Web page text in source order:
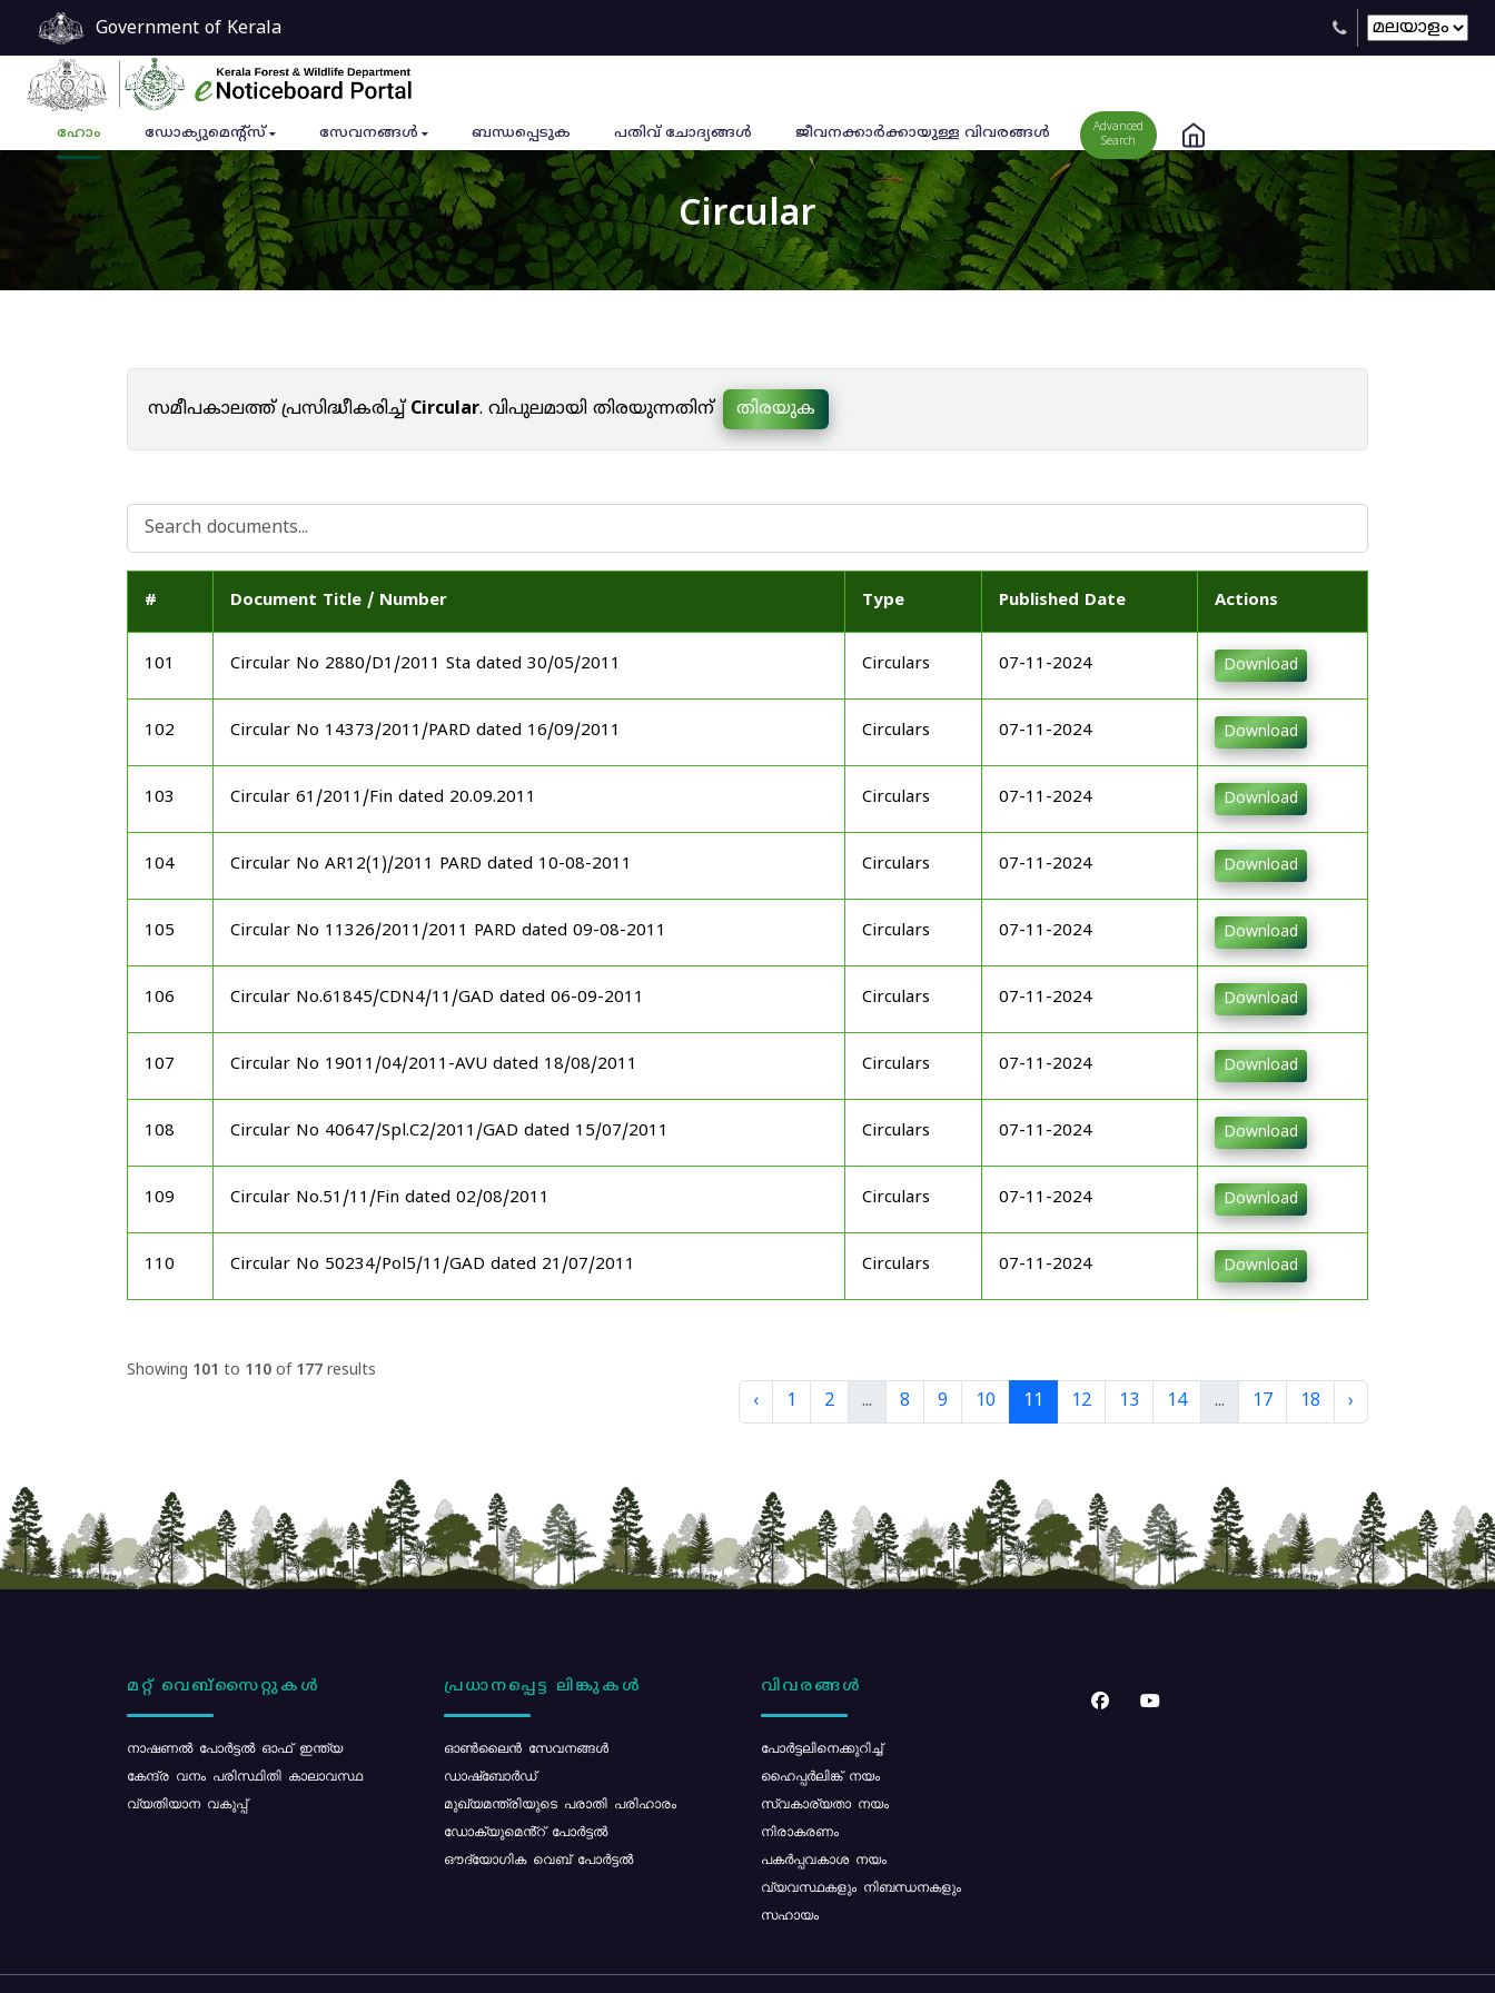
Government of Kerala
ഹോം ഡോക്യുമെൻ്റ്സ് സേവനങ്ങൾ ബന്ധപ്പെടുക പതിവ് ചോദ്യങ്ങൾ ജീവനക്കാര്‍ക്കായുള്ള വിവരങ്ങള്‍
Advanced
Search
Circular
സമീപകാലത്ത് പ്രസിദ്ധീകരിച്ച്Circular. വിപുലമായി തിരയുന്നതിന് തിരയുക
# Document Title / Number Type Published Date Actions
101 Circular No 2880/D1/2011 Sta dated 30/05/2011 Circulars 07-11-2024 Download
102 Circular No 14373/2011/PARD dated 16/09/2011 Circulars 07-11-2024 Download
103 Circular 61/2011/Fin dated 20.09.2011 Circulars 07-11-2024 Download
104 Circular No AR12(1)/2011 PARD dated 10-08-2011 Circulars 07-11-2024 Download
105 Circular No 11326/2011/2011 PARD dated 09-08-2011 Circulars 07-11-2024 Download
106 Circular No.61845/CDN4/11/GAD dated 06-09-2011 Circulars 07-11-2024 Download
107 Circular No 19011/04/2011-AVU dated 18/08/2011 Circulars 07-11-2024 Download
108 Circular No 40647/Spl.C2/2011/GAD dated 15/07/2011 Circulars 07-11-2024 Download
109 Circular No.51/11/Fin dated 02/08/2011 Circulars 07-11-2024 Download
110 Circular No 50234/Pol5/11/GAD dated 21/07/2011 Circulars 07-11-2024 Download
Showing 101 to 110 of 177 results
‹ 1 2 ... 8 9 10 11 12 13 14 ... 17 18 ›
മറ്റ് വെബ്സൈറ്റുകൾ
നാഷണൽ പോർട്ടൽ ഓഫ് ഇന്ത്യ
കേന്ദ്ര വനം പരിസ്ഥിതി കാലാവസ്ഥ
വ്യതിയാന വകുപ്പ്
പ്രധാനപ്പെട്ട ലിങ്കുകൾ
ഓൺലൈൻ സേവനങ്ങൾ
ഡാഷ്ബോർഡ്
മുഖ്യമന്ത്രിയുടെ പരാതി പരിഹാരം
ഡോക്യുമെൻ്റ് പോർട്ടൽ
ഔദ്യോഗിക വെബ് പോർട്ടൽ
വിവരങ്ങൾ
പോര്‍ട്ടലിനെക്കുറിച്ച്
ഹൈപ്പർലിങ്ക് നയം
സ്വകാര്യതാ നയം
നിരാകരണം
പകർപ്പവകാശ നയം
വ്യവസ്ഥകളും നിബന്ധനകളും
സഹായം